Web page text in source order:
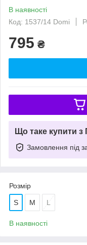
В наявності
Код: 1537/14 Domi
795 ₴
Що таке купити
Замовлення під
Розмір
S M L
В наявності